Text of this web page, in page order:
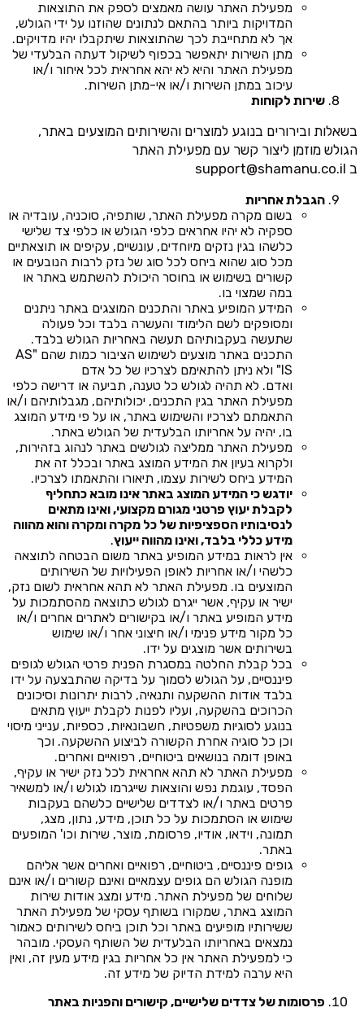
מפעילת האתר עושה מאמצים לספק את התוצאות
המדויקות ביותר בהתאם לנתונים שהוזנו על ידי הגולש,
אך לא מתחייבת לכך שהתוצאות שיתקבלו יהיו מדויקים.
מתן השירות יתאפשר בכפוף לשיקול דעתה הבלעדי של
מפעילת האתר והיא לא יהא אחראית לכל איחור ו/או
עיכוב במתן השירות ו/או אי-מתן השירות.
שירות לקוחות
בשאלות ובירורים בנוגע למוצרים והשירותים המוצעים באתר,
הגולש מוזמן ליצור קשר עם מפעילת האתר
ב support@shamanu.co.il
הגבלת אחריות
בשום מקרה מפעילת האתר, שותפיה, סוכניה, עובדיה או
ספקיה לא יהיו אחראים כלפי הגולש או כלפי צד שלישי
כלשהו בגין נזקים מיוחדים, עונשיים, עקיפים או תוצאתיים
מכל סוג שהוא ביחס לכל סוג של נזק לרבות הנובעים או
קשורים בשימוש או בחוסר היכולת להשתמש באתר או
במה שמצוי בו.
המידע המופיע באתר והתכנים המוצגים באתר ניתנים
ומסופקים לשם הלימוד והעשרה בלבד וכל פעולה
שתעשה בעקבותיהם תעשה באחריות הגולש בלבד.
התכנים באתר מוצעים לשימוש הציבור כמות שהם "AS
IS" ולא ניתן להתאימם לצרכיו של כל אדם
ואדם. לא תהיה לגולש כל טענה, תביעה או דרישה כלפי
מפעילת האתר בגין התכנים, יכולותיהם, מגבלותיהם ו/או
התאמתם לצרכיו והשימוש באתר, או על פי מידע המוצג
בו, יהיה על אחריותו הבלעדית של הגולש באתר.
מפעילת האתר ממליצה לגולשים באתר לנהוג בזהירות,
ולקרוא בעיון את המידע המוצג באתר ובכלל זה את
המידע ביחס לשירות עצמו, תיאורו והתאמתו לצרכיו.
יודגש כי המידע המוצג באתר אינו מובא כתחליף
לקבלת יעוץ פרטני מגורם מקצועי, ואינו מתאים
לנסיבותיו הספציפיות של כל מקרה ומקרה והוא מהווה
מידע כללי בלבד, ואינו מהווה ייעוץ.
אין לראות במידע המופיע באתר משום הבטחה לתוצאה
כלשהי ו/או אחריות לאופן הפעילויות של השירותים
המוצעים בו. מפעילת האתר לא תהא אחראית לשום נזק,
ישיר או עקיף, אשר ייגרם לגולש כתוצאה מהסתמכות על
מידע המופיע באתר ו/או בקישורים לאתרים אחרים ו/או
כל מקור מידע פנימי ו/או חיצוני אחר ו/או שימוש
בשירותים אשר מוצגים על ידו.
בכל קבלת החלטה במסגרת הפנית פרטי הגולש לגופים
פיננסיים, על הגולש לסמוך על בדיקה שהתבצעה על ידו
בלבד אודות ההשקעה ותנאיה, לרבות יתרונות וסיכונים
הכרוכים בהשקעה, ועליו לפנות לקבלת ייעוץ מתאים
בנוגע לסוגיות משפטיות, חשבונאיות, כספיות, ענייני מיסוי
וכן כל סוגיה אחרת הקשורה לביצוע ההשקעה. וכך
באופן דומה בנושאים ביטוחיים, רפואיים ואחרים.
מפעילת האתר לא תהא אחראית לכל נזק ישיר או עקיף,
הפסד, עוגמת נפש והוצאות שייגרמו לגולש ו/או למשאיר
פרטים באתר ו/או לצדדים שלישיים כלשהם בעקבות
שימוש או הסתמכות על כל תוכן, מידע, נתון, מצג,
תמונה, וידאו, אודיו, פרסומת, מוצר, שירות וכו' המופעים
באתר.
גופים פיננסיים, ביטוחיים, רפואיים ואחרים אשר אליהם
מופנה הגולש הם גופים עצמאיים ואינם קשורים ו/או אינם
שלוחים של מפעילת האתר. מידע ומצג אודות שירות
המוצג באתר, שמקורו בשותף עסקי של מפעילת האתר
ששירותיו מופיעים באתר וכל תוכן ביחס לשירותים כאמור
נמצאים באחריותו הבלעדית של השותף העסקי. מובהר
כי למפעילת האתר אין כל אחריות בגין מידע מעין זה, ואין
היא ערבה למידת הדיוק של מידע זה.
פרסומות של צדדים שלישיים, קישורים והפניות באתר